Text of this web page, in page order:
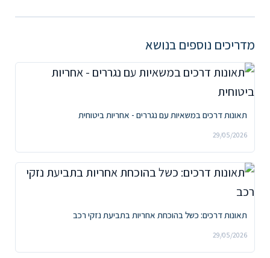
מדריכים נוספים בנושא
תאונות דרכים במשאיות עם נגררים - אחריות ביטוחית
29/05/2026
תאונות דרכים: כשל בהוכחת אחריות בתביעת נזקי רכב
29/05/2026